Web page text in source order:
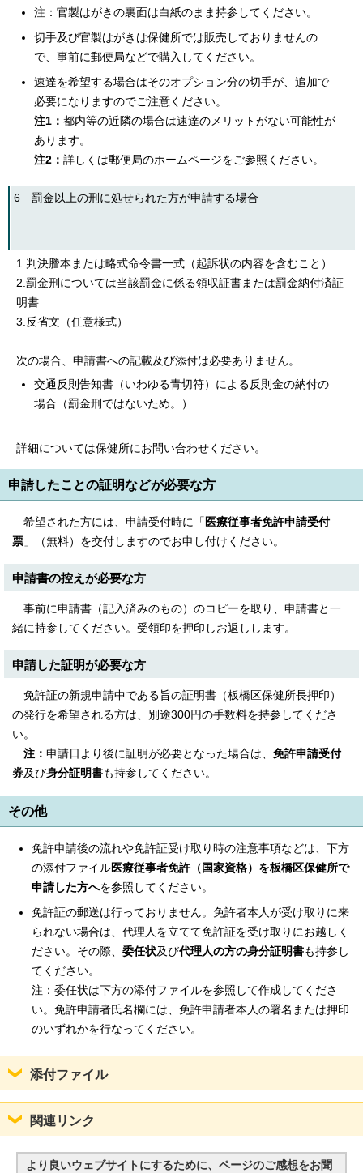
注：官製はがきの裏面は白紙のまま持参してください。
切手及び官製はがきは保健所では販売しておりませんの
で、事前に郵便局などで購入してください。
速達を希望する場合はそのオプション分の切手が、追加で
必要になりますのでご注意ください。
注1： 都内等の近隣の場合は速達のメリットがない可能性が
あります。
注2： 詳しくは郵便局のホームページをご参照ください。
6 罰金以上の刑に処せられた方が申請する場合
1.判決謄本または略式命令書一式（起訴状の内容を含むこと）
2.罰金刑については当該罰金に係る領収証書または罰金納付済証
明書
3.反省文（任意様式）
次の場合、申請書への記載及び添付は必要ありません。
交通反則告知書（いわゆる青切符）による反則金の納付の
場合（罰金刑ではないため。）
詳細については保健所にお問い合わせください。
申請したことの証明などが必要な方
希望された方には、申請受付時に「 医療従事者免許申請受付
票 」（無料）を交付しますのでお申し付けください。
申請書の控えが必要な方
事前に申請書（記入済みのもの）のコピーを取り、申請書と一
緒に持参してください。受領印を押印しお返しします。
申請した証明が必要な方
免許証の新規申請中である旨の証明書（板橋区保健所長押印）
の発行を希望される方は、別途300円の手数料を持参してくださ
い。
注： 申請日より後に証明が必要となった場合は、 免許申請受付
券及び身分証明書も持参してください。
その他
免許申請後の流れや免許証受け取り時の注意事項などは、下方
の添付ファイル医療従事者免許（国家資格）を板橋区保健所で
申請した方へを参照してください。
免許証の郵送は行っておりません。免許者本人が受け取りに来
られない場合は、代理人を立てて免許証を受け取りにお越しく
ださい。その際、 委任状及び代理人の方の身分証明書も持参し
てください。
注：委任状は下方の添付ファイルを参照して作成してくださ
い。免許申請者氏名欄には、免許申請者本人の署名または押印
のいずれかを行なってください。
添付ファイル
関連リンク
より良いウェブサイトにするために、ページのご感想をお聞